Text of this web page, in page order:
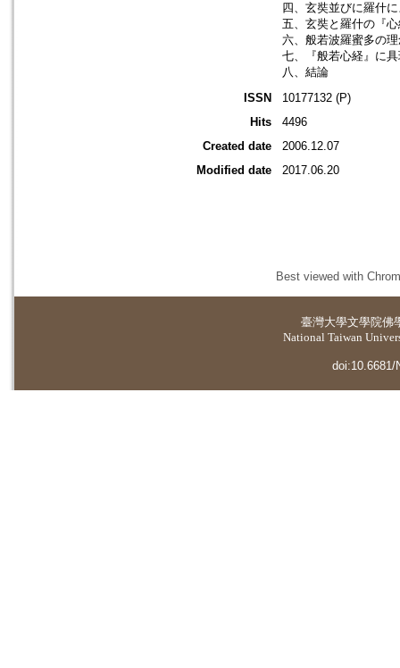
四、玄奘並びに羅什
五、玄奘と羅什の『
六、般若波羅蜜多の
七、『般若心経』に
八、結論
ISSN
10177132 (P)
Hits
4496
Created date
2006.12.07
Modified date
2017.06.20
Best viewed with
臺灣大學文學院佛
National Taiwan
doi:10.6681/